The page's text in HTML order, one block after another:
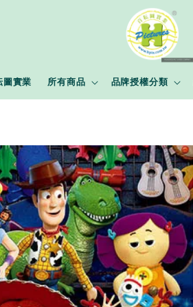
圖實業 所有商品 品牌授權分類